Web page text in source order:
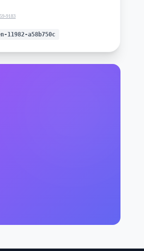
9183
11982-a58b750c